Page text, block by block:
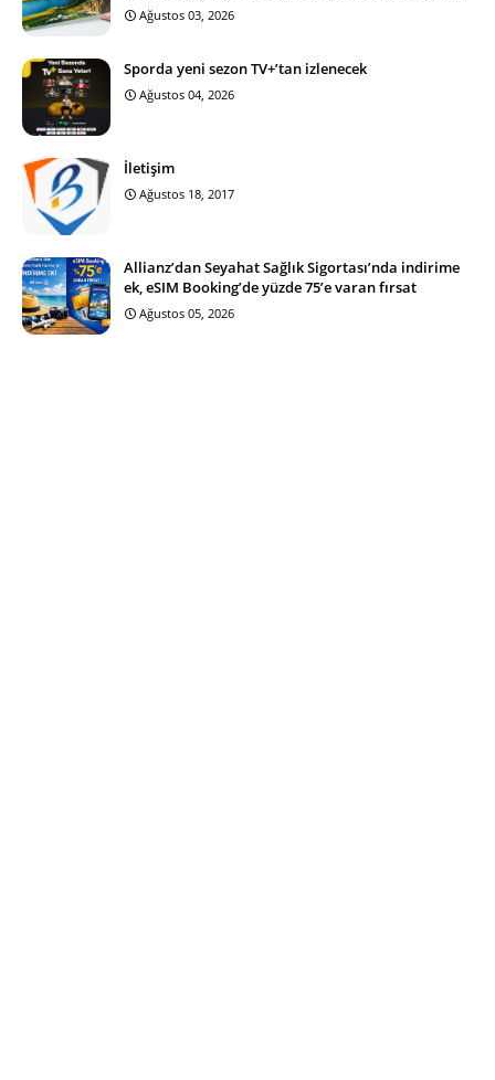
Ağustos 03, 2026
Sporda yeni sezon TV+’tan izlenecek
Ağustos 04, 2026
İletişim
Ağustos 18, 2017
Allianz’dan Seyahat Sağlık Sigortası’nda indirime
ek, eSIM Booking’de yüzde 75’e varan fırsat
Ağustos 05, 2026